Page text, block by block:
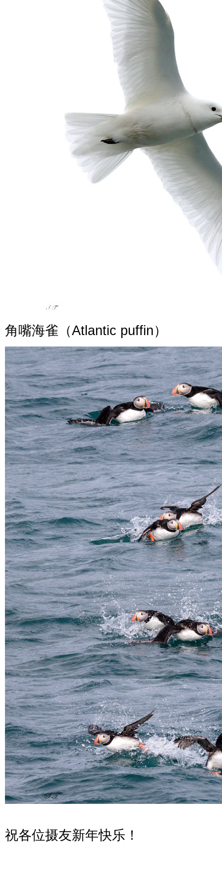
角嘴海雀（Atlantic puffin）
祝各位摄友新年快乐！